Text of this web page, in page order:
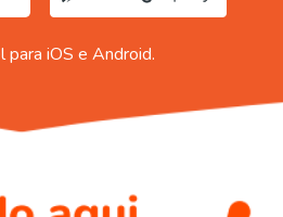
para iOS e Android.